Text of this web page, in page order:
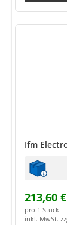
Ifm
213,60 €
pro 1 Stück
inkl. MwSt.